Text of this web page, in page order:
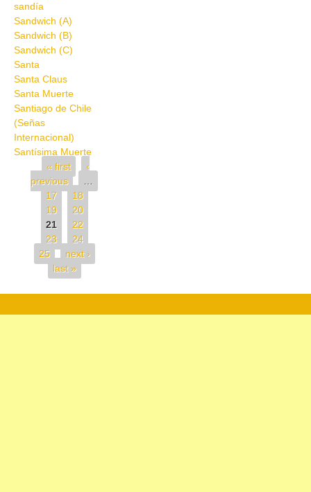
sandía
Sandwich (A)
Sandwich (B)
Sandwich (C)
Santa
Santa Claus
Santa Muerte
Santiago de Chile
(Señas
Internacional)
Santísima Muerte
Pages
« first
‹
previous
17
18
19
20
21
22
23
24
25
next ›
last »